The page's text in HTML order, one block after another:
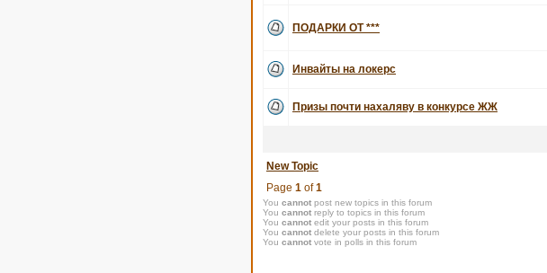
ПОДАРКИ ОТ ***
Инвайты на локерс
Призы почти нахаляву в конкурсе ЖЖ
New Topic
Page 1 of1
You cannot post new topics in this forum
You cannot reply to topics in this forum
You cannot edit your posts in this forum
You cannot delete your posts in this forum
You cannot vote in polls in this forum